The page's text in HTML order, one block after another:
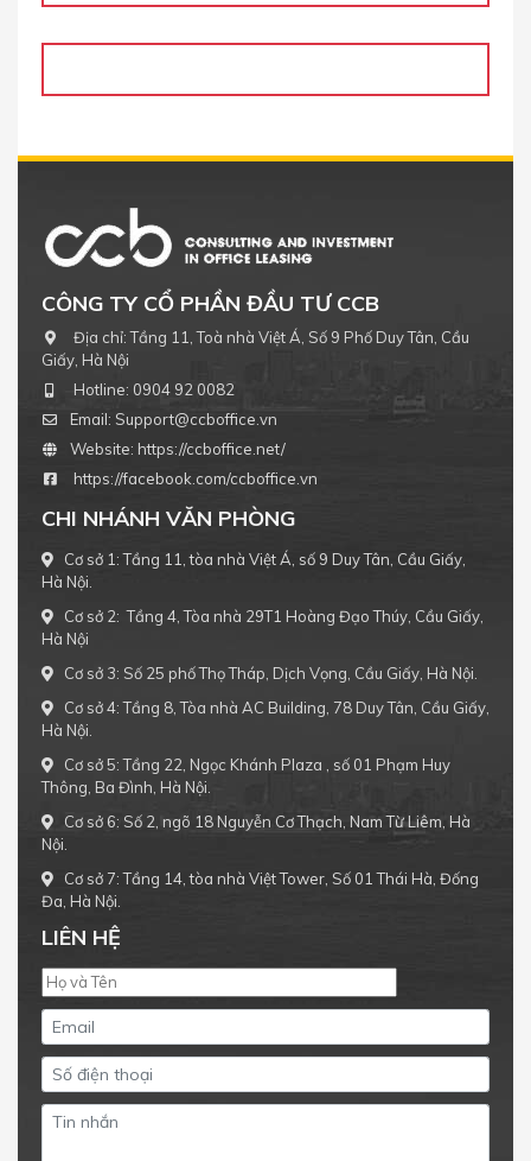
CÔNG TY CỔ PHẦN ĐẦU TƯ CCB
Địa chỉ:Tầng 11, Toà nhà Việt Á, Số 9 Phố Duy Tân, Cầu
Giấy, Hà Nội
Hotline: 0904 92 0082
Email: Support@ccboffice.vn
Website: https://ccboffice.net/
https://facebook.com/ccboffice.vn
CHI NHÁNH VĂN PHÒNG
Cơ sở 1: Tầng 11, tòa nhà Việt Á, số 9 Duy Tân, Cầu Giấy,
Hà Nội.
Cơ sở 2: Tầng 4, Tòa nhà 29T1 Hoàng Đạo Thúy, Cầu Giấy,
Hà Nội
Cơ sở 3: Số 25 phố Thọ Tháp, Dịch Vọng, Cầu Giấy, Hà Nội.
Cơ sở 4: Tầng 8, Tòa nhà AC Building, 78 Duy Tân, Cầu Giấy,
Hà Nội.
Cơ sở 5: Tầng 22, Ngọc Khánh Plaza , số 01 Phạm Huy
Thông, Ba Đình, Hà Nội.
Cơ sở 6: Số 2, ngõ 18 Nguyễn Cơ Thạch, Nam Từ Liêm, Hà
Nội.
Cơ sở 7: Tầng 14, tòa nhà Việt Tower, Số 01 Thái Hà, Đống
Đa, Hà Nội.
LIÊN HỆ